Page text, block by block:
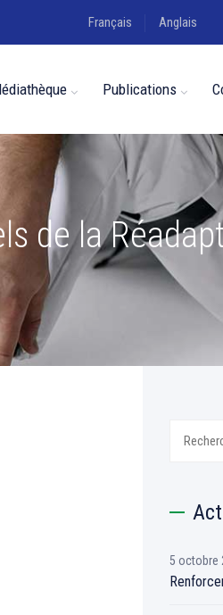
Français Anglais
Publications
de la
5 octobre